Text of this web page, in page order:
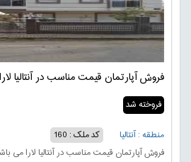
فروش آپارتمان قیمت مناسب در آنتالیا لارا
فروخته شد
منطقه : آنتالیا
کد ملک : 160
فروش آپارتمان قیمت مناسب در آنتالیا لارا می